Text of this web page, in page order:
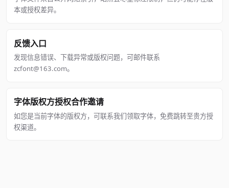
本或授权差异。
反馈入口
发现信息错误、下载异常或版权问题，可邮件联系
zcfont@163.com。
字体版权方授权合作邀请
如您是当前字体的版权方，可联系我们领取字体，免费跳转至贵方授
权渠道。